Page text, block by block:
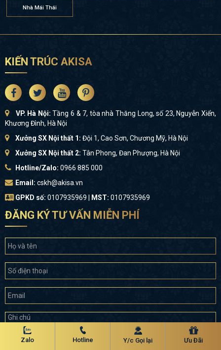
Nhà Mái Thái
KIẾN TRÚC AKISA
VP. Hà Nội:Tầng 6 & 7, tòa nhà Thăng Long, số 23, Nguyễn Xiển,
Khương Đình, Hà Nội
Xưởng SX Nội thất 1: Đội 1, Cao Sơn, Chương Mỹ, Hà Nội
Xưởng SX Nội thất 2: Tân Phong, Đan Phượng, Hà Nội
Hotline/Zalo: 0966 885 000
Email: cskh@akisa.vn
GPKD số: 0107935969 | MST: 0107935969
ĐĂNG KÝ TƯ VẤN MIỄN PHÍ
Zalo Hotline Y/c Gọi lại Ưu Đãi